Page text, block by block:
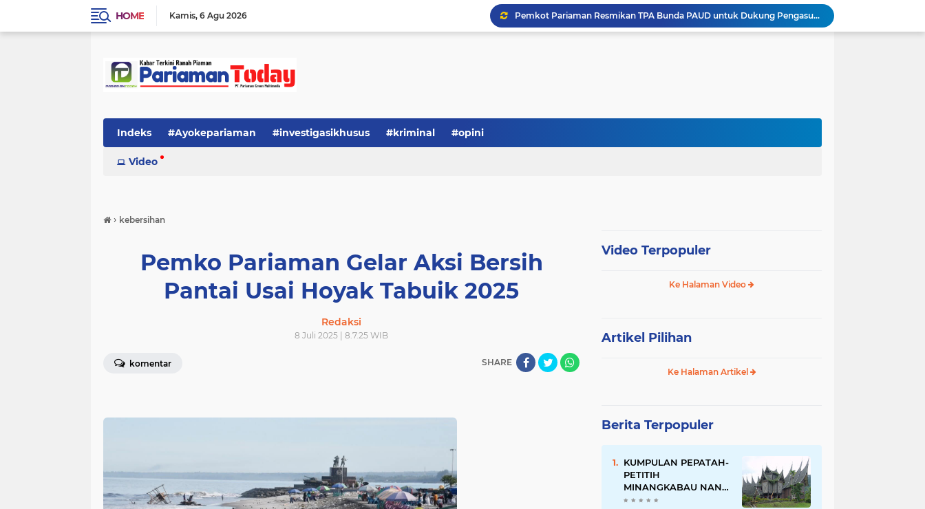
HOME Kamis 6 Agu 2026
Pengurus PWI Pariaman 2026–2029 Dilantik, Pemkot Tekankan Sinergi dan Profesionalisme Pers
Wali Kota Pariaman Lepas Kontingen Pramuka ke Jambore Nasional XII di Cibubur
Wali Kota Pariaman Minta Inovasi OPD Berdampak Nyata pada Pelayanan Publik
Indeks #Ayokepariaman #investigasikhusus #kriminal #opini
Video
› kebersihan
Pemko Pariaman Gelar Aksi Bersih
Pantai Usai Hoyak Tabuik 2025
Redaksi
8 Juli 2025 | 8.7.25 WIB
komentar SHARE
Video Terpopuler
Ke Halaman Video
Artikel Pilihan
Ke Halaman Artikel
Berita Terpopuler
KUMPULAN PEPATAH-
PETITIH
MINANGKABAU NAN
ELOK